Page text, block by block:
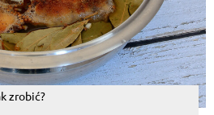
zrobić?